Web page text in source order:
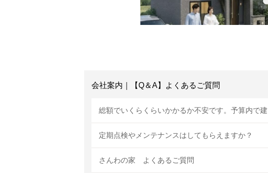
会社案内｜【Q＆A】よくあるご質問
総額でいくらくらいかかるか不安です。予算内で
定期点検やメンテナンスはしてもらえますか？
さんわの家 よくあるご質問